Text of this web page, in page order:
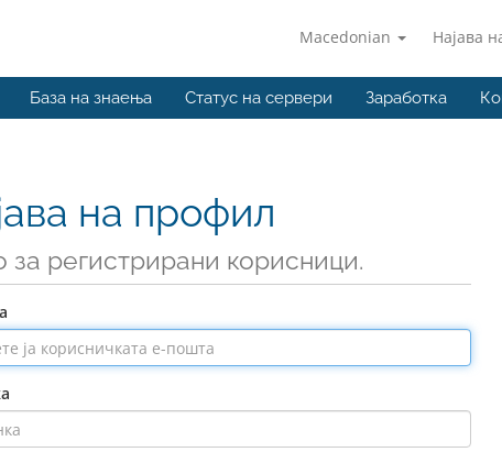
Macedonian Најава
База на знаења Статус на сервери Заработка
на профил
за регистрирани корисници.